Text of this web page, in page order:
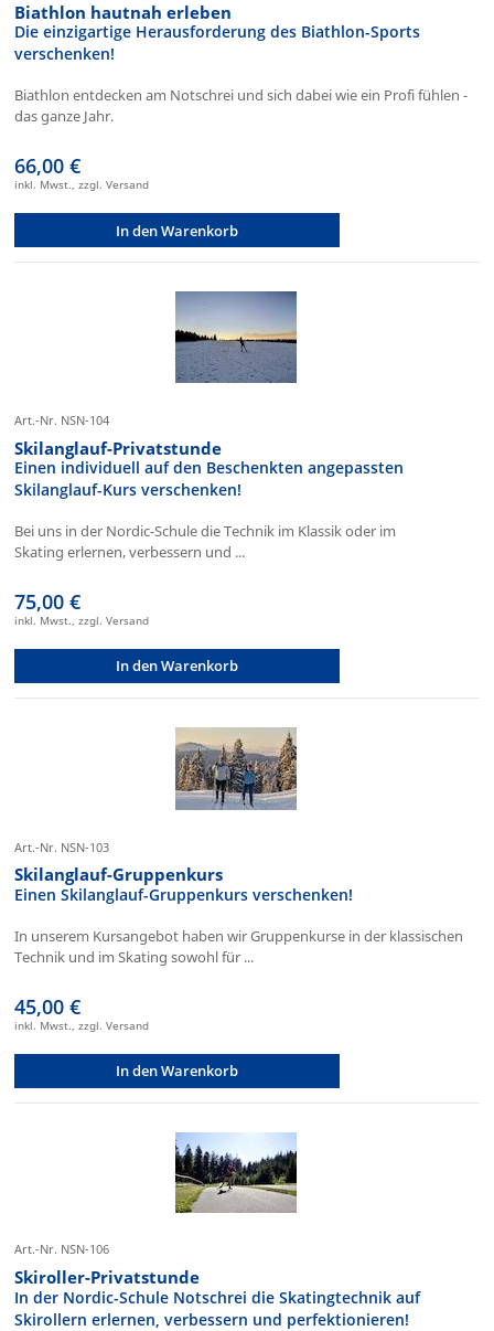
Biathlon hautnah erleben
Die einzigartige Herausforderung des Biathlon-Sports
verschenken!
Biathlon entdecken am Notschrei und sich dabei wie ein Profi fühlen -
das ganze Jahr.
66,00 €
inkl. Mwst., zzgl. Versand
In den Warenkorb
Art.-Nr. NSN-104
Skilanglauf-Privatstunde
Einen individuell auf den Beschenkten angepassten
Skilanglauf-Kurs verschenken!
Bei uns in der Nordic-Schule die Technik im Klassik oder im
Skating erlernen, verbessern und ...
75,00 €
inkl. Mwst., zzgl. Versand
In den Warenkorb
Art.-Nr. NSN-103
Skilanglauf-Gruppenkurs
Einen Skilanglauf-Gruppenkurs verschenken!
In unserem Kursangebot haben wir Gruppenkurse in der klassischen
Technik und im Skating sowohl für ...
45,00 €
inkl. Mwst., zzgl. Versand
In den Warenkorb
Art.-Nr. NSN-106
Skiroller-Privatstunde
In der Nordic-Schule Notschrei die Skatingtechnik auf
Skirollern erlernen, verbessern und perfektionieren!